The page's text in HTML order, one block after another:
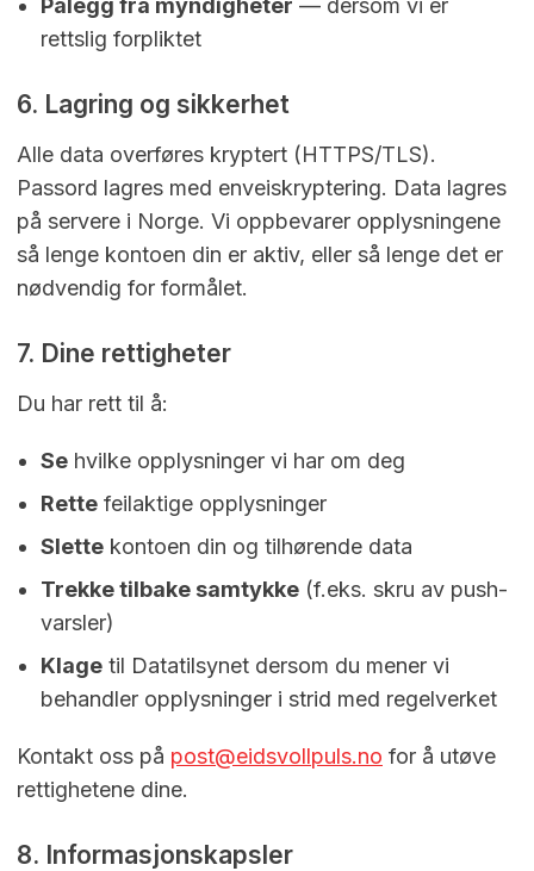
Pålegg fra myndigheter — dersom vi er
rettslig forpliktet
6. Lagring og sikkerhet
Alle data overføres kryptert (HTTPS/TLS).
Passord lagres med enveiskryptering. Data lagres
på servere i Norge. Vi oppbevarer opplysningene
så lenge kontoen din er aktiv, eller så lenge det er
nødvendig for formålet.
7. Dine rettigheter
Du har rett til å:
Se hvilke opplysninger vi har om deg
Rette feilaktige opplysninger
Slette kontoen din og tilhørende data
Trekke tilbake samtykke (f.eks. skru av push-
varsler)
Klage til Datatilsynet dersom du mener vi
behandler opplysninger i strid med regelverket
Kontakt oss på post@eidsvollpuls.no for å utøve
rettighetene dine.
8. Informasjonskapsler